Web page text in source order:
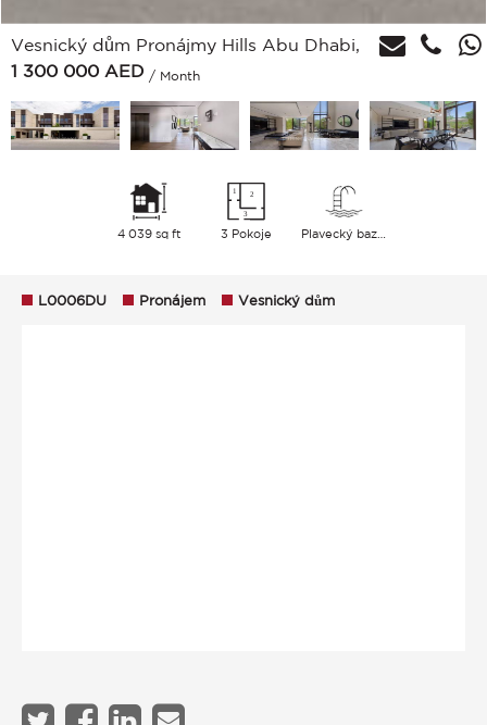
Vesnický dům Pronájmy Hills Abu Dhabi,
1 300 000 AED / Month
4 039 sq ft 3 Pokoje Plavecký bazén
L0006DU Pronájem Vesnický dům